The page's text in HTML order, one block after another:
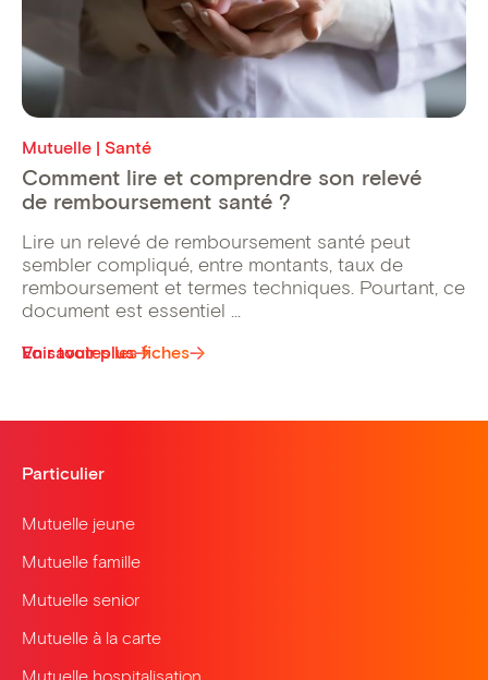
Voir toutes les fiches
Mutuelle | Santé
Comment lire et comprendre son relevé
de remboursement santé ?
Lire un relevé de remboursement santé peut
sembler compliqué, entre montants, taux de
remboursement et termes techniques. Pourtant, ce
document est essentiel ...
En savoir plus
Particulier
Mutuelle jeune
Mutuelle famille
Mutuelle senior
Mutuelle à la carte